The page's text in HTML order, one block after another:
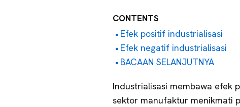
CONTENTS
Efek positif industrialisasi
Efek negatif industrialisasi
BACAAN SELANJUTNYA
Industrialisasi membawa efek
sektor manufaktur menikmati